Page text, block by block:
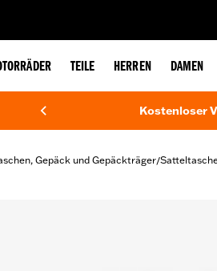
TEILE HERREN DAMEN
Kostenloser
Gepäck und Gepäckträger/